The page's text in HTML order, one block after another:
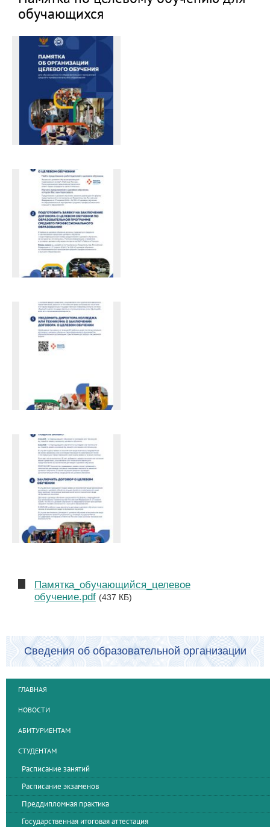
обучающихся
Памятка_обучающийся_целевое
обучение.pdf (437 КБ)
Сведения об образовательной организации
ГЛАВНАЯ
НОВОСТИ
АБИТУРИЕНТАМ
СТУДЕНТАМ
Расписание занятий
Расписание экзаменов
Преддипломная практика
Государственная итоговая аттестация